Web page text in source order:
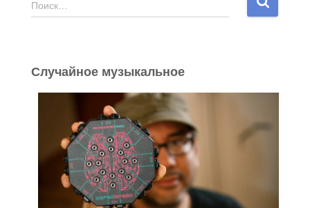
а
:
Поиск…
Случайное музыкальное